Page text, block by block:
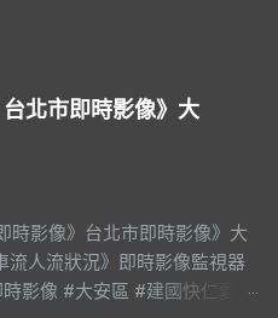
北市即時影像》大
時影像》台北市即時影像》大
流人流狀況》即時影像監視器
影像 #大安區 #建國快仁愛 #